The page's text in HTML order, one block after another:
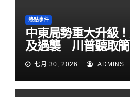
熱點事件
中東局勢重大升級
及遇襲 川普聽取
七月 30, 2026 ADMINS